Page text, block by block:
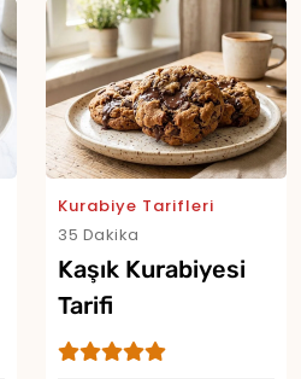
Kurabiye Tarifleri
35 Dakika
Kaşık Kurabiyesi
Tarifi